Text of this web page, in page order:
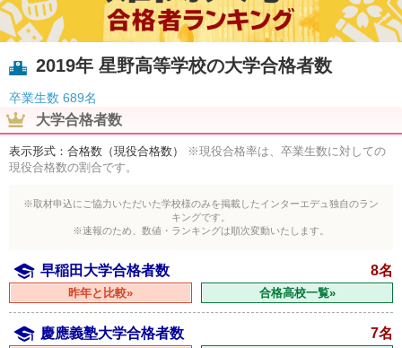
2019年 星野高等学校の大学合格者数
卒業生数 689名
大学合格者数
表示形式：合格数（現役合格数）
※現役合格率は、卒業生数に対しての
現役合格数の割合です。
※取材申込にご協力いただいた学校様のみを掲載したインターエデュ独自のラン
キングです。
※速報のため、数値・ランキングは順次変動いたします。
早稲田大学合格者数 8名
昨年と比較» 合格高校一覧»
慶應義塾大学合格者数 7名